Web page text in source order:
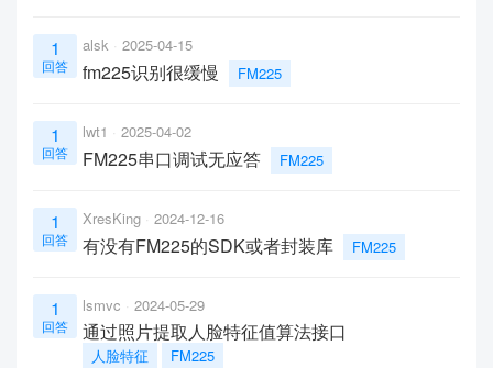
1
回答
alsk 2025-04-15
fm225识别很缓慢 FM225
1
回答
lwt1 2025-04-02
FM225串口调试无应答 FM225
1
回答
XresKing 2024-12-16
有没有FM225的SDK或者封装库 FM225
1
回答
lsmvc 2024-05-29
通过照片提取人脸特征值算法接口
人脸特征 FM225